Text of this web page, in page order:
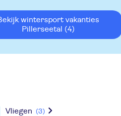
Pillerseetal (4)
Vliegen (3)